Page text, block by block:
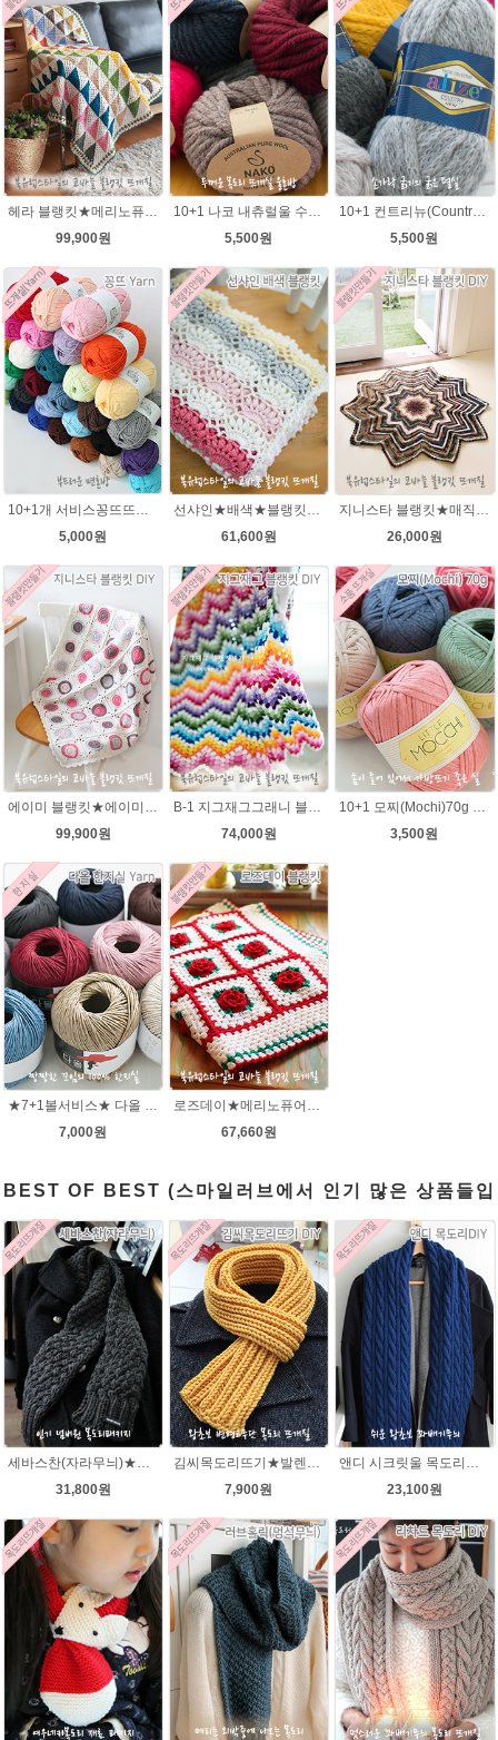
헤라 블랭킷★메리노퓨어울 27타래 북유럽블랭킷 울100% 코바늘뜨기 뜨개질
99,900원
10+1 나코 내츄럴울 수입뜨개실/루피망고st 모자뜨기/
5,500원
10+1 컨트리뉴(Country new) 굵은털실/컨트리뉴 뜨개실/뜨개질 뉴컨트리/컨트리실/컨트리뜨개실
5,500원
5,000원
61,600원
26,000원
에이미 블랭킷★에이미울 뜨개실DIY 북유럽블랭킷 코바늘뜨기/손뜨개블랭킷 부드러운 털실
99,900원
B-1 지그재그그래니 블랭킷★메리노퓨어울 뜨개실 코바늘뜨기(뜨개실 20타래+도안증정)/봄 블랭킷뜨기/가을 북유럽블랭킷 뜨개질
74,000원
10+1 모찌(Mochi)70g 모찌실/인형실/소품실/리틀모찌/가방뜨기/모찌뜨개실/가방뜨개실/여름뜨개실 브릿지실/솜뜨개실/코나실 왕모찌실
3,500원
7,000원
67,660원
BEST OF BEST (스마일러브에서 인기 많은 상품들입
니다.)
31,800원
7,900원
23,100원